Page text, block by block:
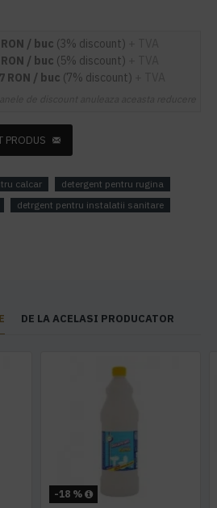
/ buc (3% discount)
/ buc (5% discount)
RON / buc (7% discount)
PRODUS
calcar
detergent pentru rugina
detrgent pentru instalatii sanitare
DE LA ACELASI PRODUCATOR
-18 %